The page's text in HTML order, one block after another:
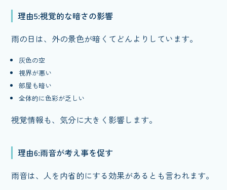
理由5:視覚的な暗さの影響
雨の日は、外の景色が暗くてどんよりしています。
灰色の空
視界が悪い
部屋も暗い
全体的に色彩が乏しい
視覚情報も、気分に大きく影響します。
理由6:雨音が考え事を促す
雨音は、人を内省的にする効果があるとも言われます。